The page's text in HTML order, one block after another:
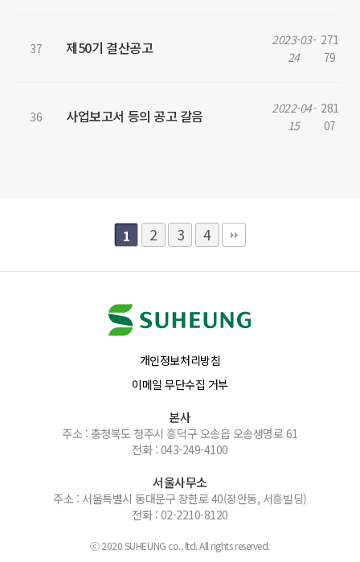
37 제50기 결산공고
2023-03-
24
271
79
36 사업보고서 등의 공고 갈음
2022-04-
15
281
07
1 2 3 4
개인정보처리방침
이메일 무단수집 거부
본사
주소 : 충청북도 청주시 흥덕구 오송읍 오송생명로 61
전화 : 043-249-4100
서울사무소
주소 : 서울특별시 동대문구 장한로 40(장안동, 서흥빌딩)
전화 : 02-2210-8120
ⓒ 2020 SUHEUNG co., ltd. All rights reserved.